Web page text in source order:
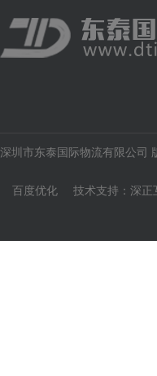
深圳市东泰国际物流有限公司
百度优化 技术支持： 深正